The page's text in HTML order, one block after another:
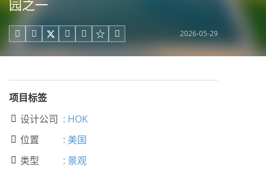
园之一
     2026-05-29
项目标签
 设计公司 : HOK
 位置 : 美国
 类型 : 景观